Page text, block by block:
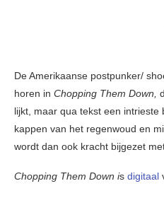
De Amerikaanse postpunker/
horen in Chopping Them Down,
lijkt, maar qua tekst een
kappen van het regenwoud en
wordt dan ook kracht bijgezet
Chopping Them Down is digitaal